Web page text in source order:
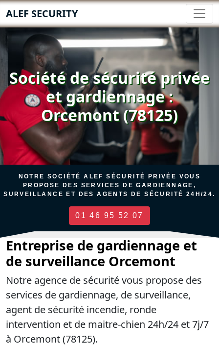
ALEF SECURITY
Société de sécurité privée
et gardiennage :
Orcemont (78125)
NOTRE SOCIÉTÉ ALEF SÉCURITÉ PRIVÉE VOUS
PROPOSE DES SERVICES DE GARDIENNAGE,
SURVEILLANCE ET DES AGENTS DE SÉCURITÉ 24H/24.
01 46 95 52 07
Entreprise de gardiennage et
de surveillance Orcemont
Notre agence de sécurité vous propose des
services de gardiennage, de surveillance,
agent de sécurité incendie, ronde
intervention et de maitre-chien 24h/24 et 7j/7
à Orcemont (78125).